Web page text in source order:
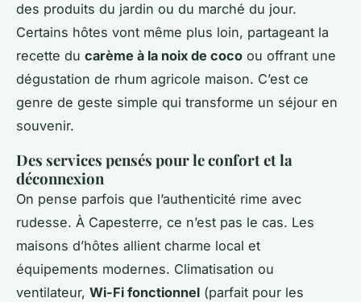
des produits du jardin ou du marché du jour.
Certains hôtes vont même plus loin, partageant la
recette du carème à la noix de coco ou offrant une
dégustation de rhum agricole maison. C’est ce
genre de geste simple qui transforme un séjour en
souvenir.
Des services pensés pour le confort et la
déconnexion
On pense parfois que l’authenticité rime avec
rudesse. À Capesterre, ce n’est pas le cas. Les
maisons d’hôtes allient charme local et
équipements modernes. Climatisation ou
ventilateur, Wi-Fi fonctionnel (parfait pour les